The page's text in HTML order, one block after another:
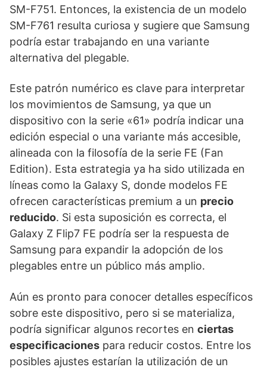
SM-F751. Entonces, la existencia de un modelo
SM-F761 resulta curiosa y sugiere que Samsung
podría estar trabajando en una variante
alternativa del plegable.
Este patrón numérico es clave para interpretar
los movimientos de Samsung, ya que un
dispositivo con la serie «61» podría indicar una
edición especial o una variante más accesible,
alineada con la filosofía de la serie FE (Fan
Edition). Esta estrategia ya ha sido utilizada en
líneas como la Galaxy S, donde modelos FE
ofrecen características premium a un precio
reducido. Si esta suposición es correcta, el
Galaxy Z Flip7 FE podría ser la respuesta de
Samsung para expandir la adopción de los
plegables entre un público más amplio.
Aún es pronto para conocer detalles específicos
sobre este dispositivo, pero si se materializa,
podría significar algunos recortes en ciertas
especificaciones para reducir costos. Entre los
posibles ajustes estarían la utilización de un